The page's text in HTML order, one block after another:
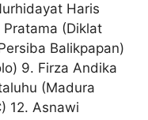
Haris
Pratama (Diklat
Balikpapan)
9. Firza Andika
(Madura
12. Asnawi